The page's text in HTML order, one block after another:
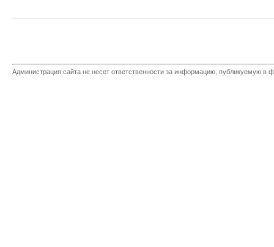
Администрация сайта не несет ответственности за информацию, публикуемую